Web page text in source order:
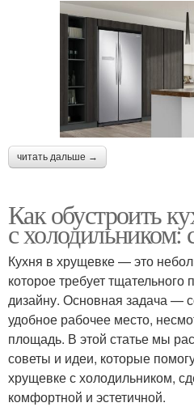
читать дальше →
Как обустроить
с холодильником:
Кухня в хрущевке — это
которое требует тщательного
дизайну. Основная задача —
удобное рабочее место,
площадь. В этой статье мы
советы и идеи, которые
хрущевке с холодильником,
комфортной и эстетичной.